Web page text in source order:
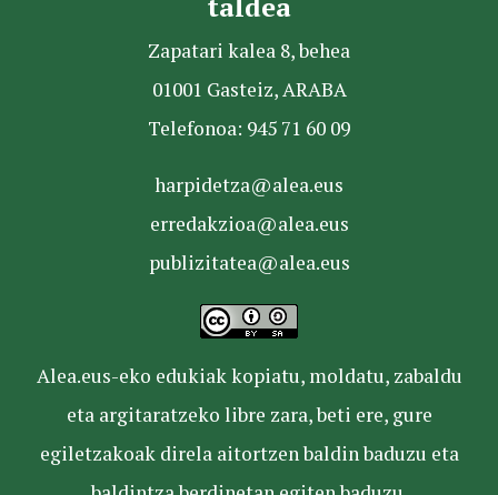
Zapatari kalea 8, behea
01001 Gasteiz, ARABA
Telefonoa: 945 71 60 09
harpidetza@alea.eus
erredakzioa@alea.eus
publizitatea@alea.eus
Alea.eus-eko edukiak kopiatu, moldatu, zabaldu
eta argitaratzeko libre zara, beti ere, gure
egiletzakoak direla aitortzen baldin baduzu eta